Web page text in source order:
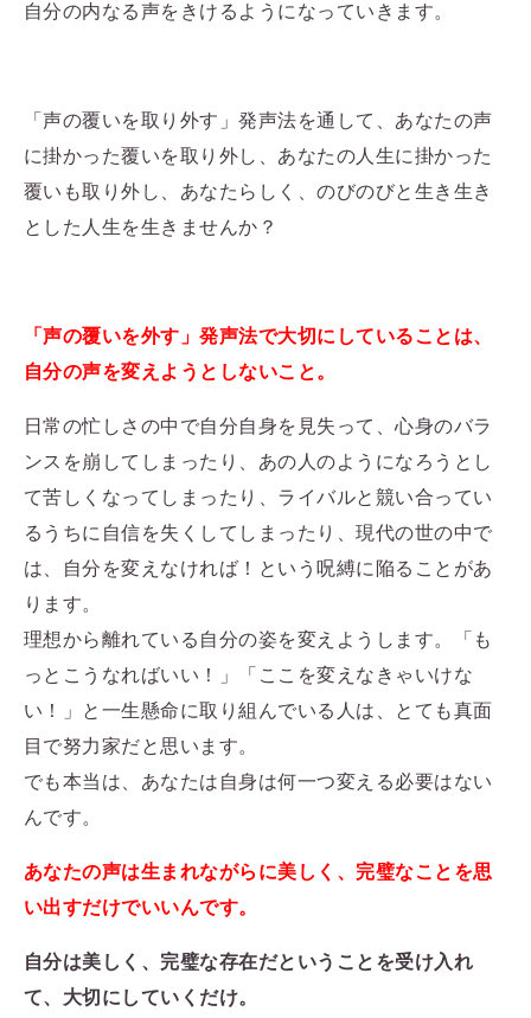
自分の内なる声をきけるようになっていきます。
「声の覆いを取り外す」発声法を通して、あなたの声
に掛かった覆いを取り外し、あなたの人生に掛かった
覆いも取り外し、あなたらしく、のびのびと生き生き
とした人生を生きませんか？
「声の覆いを外す」発声法で大切にしていることは、
自分の声を変えようとしないこと。
日常の忙しさの中で自分自身を見失って、心身のバラ
ンスを崩してしまったり、あの人のようになろうとし
て苦しくなってしまったり、ライバルと競い合ってい
るうちに自信を失くしてしまったり、現代の世の中で
は、自分を変えなければ！という呪縛に陥ることがあ
ります。
理想から離れている自分の姿を変えようします。「も
っとこうなればいい！」「ここを変えなきゃいけな
い！」と一生懸命に取り組んでいる人は、とても真面
目で努力家だと思います。
でも本当は、あなたは自身は何一つ変える必要はない
んです。
あなたの声は生まれながらに美しく、完璧なことを思
い出すだけでいいんです。
自分は美しく、完璧な存在だということを受け入れ
て、大切にしていくだけ。